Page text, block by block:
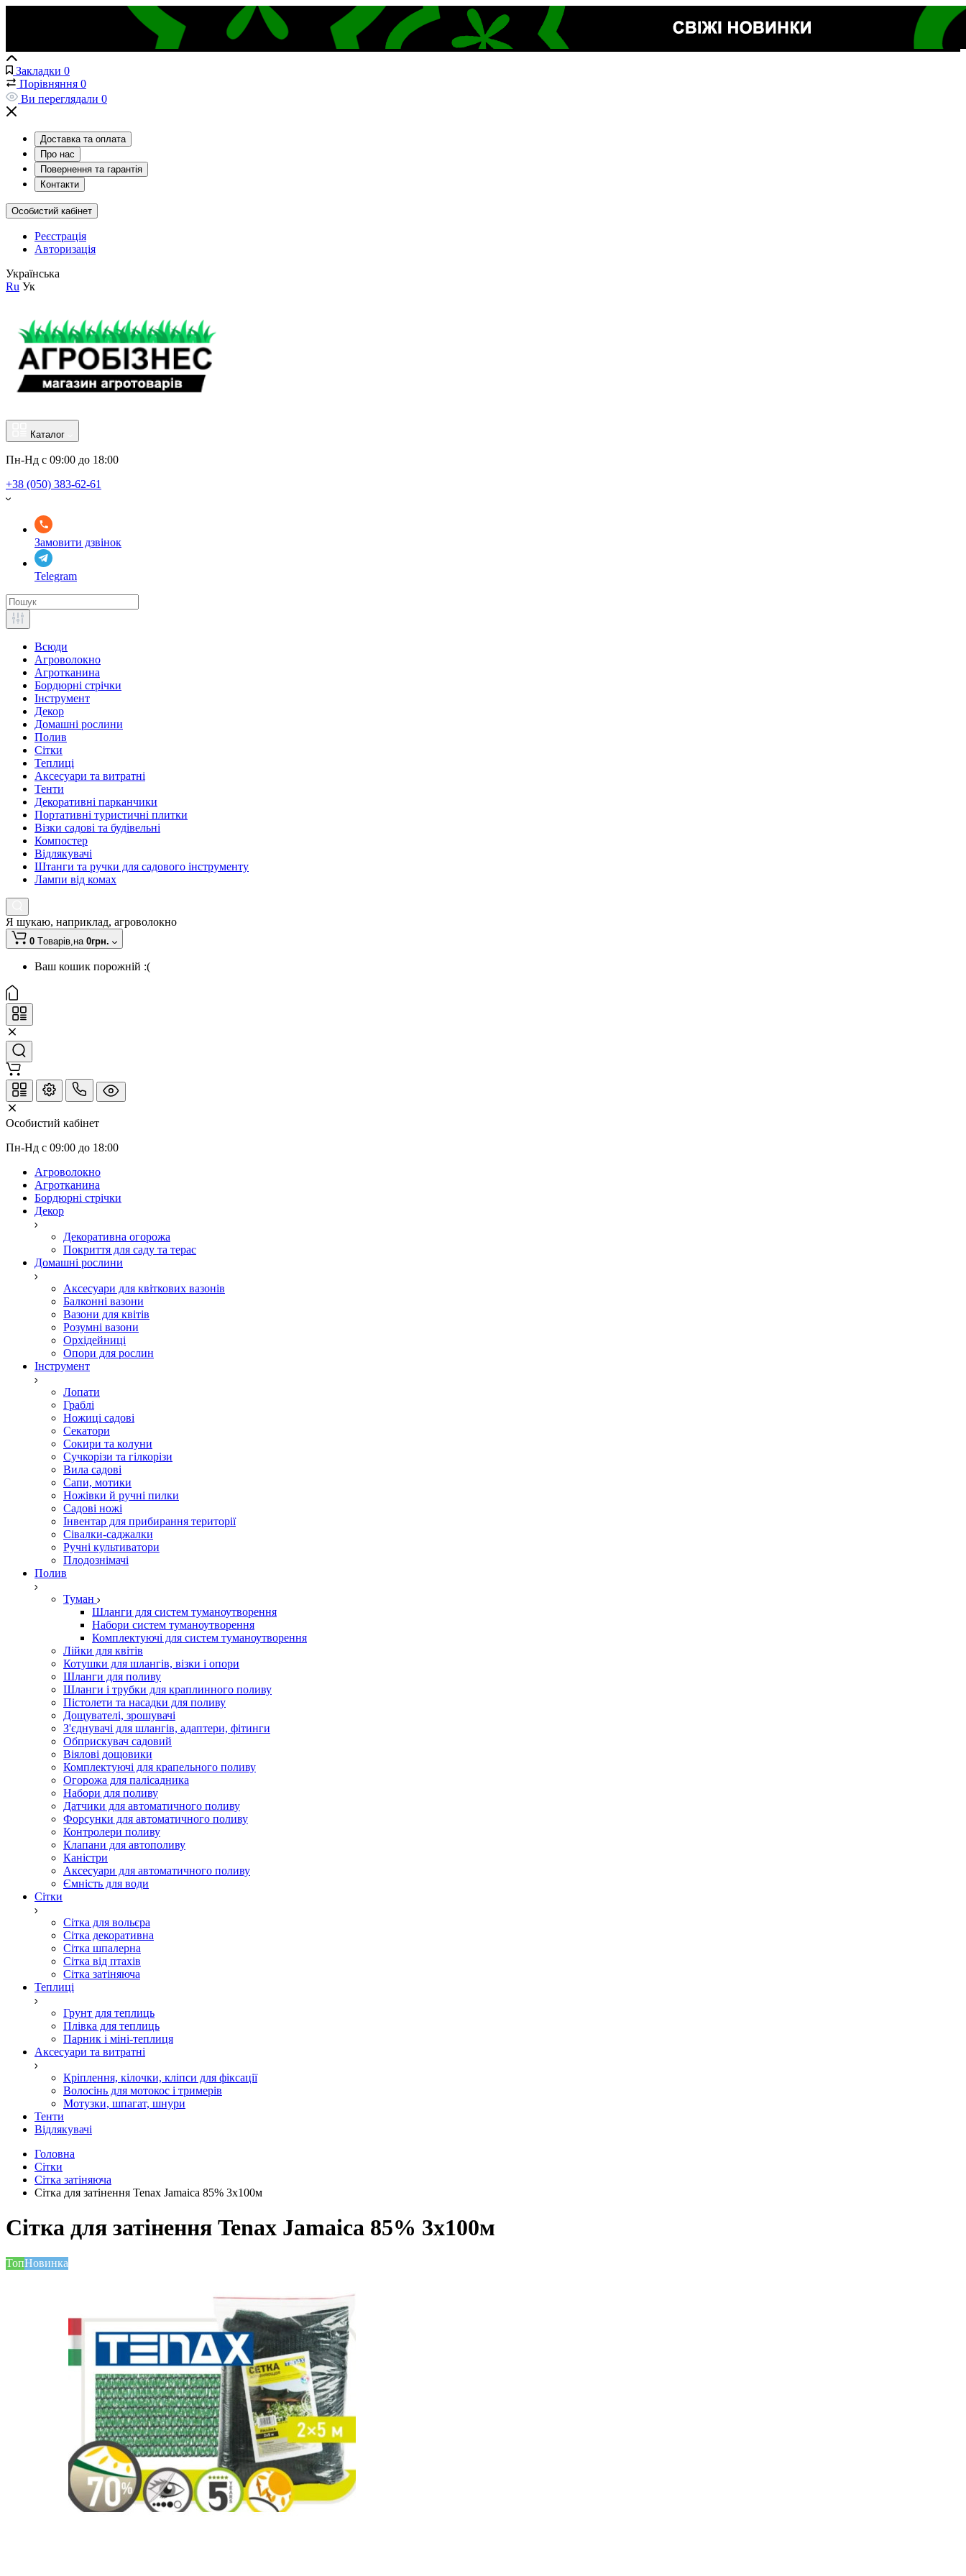
Закладки 0
Порівняння 0
Ви переглядали 0
Доставка та оплата
Про нас
Повернення та гарантія
Контакти
Особистий кабінет
Реєстрація
Авторизація
Українська
Ru Ук
Каталог
Пн-Нд с 09:00 до 18:00
+38 (050) 383-62-61
Замовити дзвінок
Telegram
Всюди
Агроволокно
Агротканина
Бордюрні стрічки
Інструмент
Декор
Домашні рослини
Полив
Сітки
Теплиці
Аксесуари та витратні
Тенти
Декоративні парканчики
Портативні туристичні плитки
Візки садові та будівельні
Компостер
Відлякувачі
Штанги та ручки для садового інструменту
Лампи від комах
Я шукаю, наприклад, агроволокно
0 Tоварів,на 0грн.
Ваш кошик порожній :(
Особистий кабінет
Пн-Нд с 09:00 до 18:00
Агроволокно
Агротканина
Бордюрні стрічки
Декор
Декоративна огорожа
Покриття для саду та терас
Домашні рослини
Аксесуари для квіткових вазонів
Балконні вазони
Вазони для квітів
Розумні вазони
Орхідейниці
Опори для рослин
Інструмент
Лопати
Граблі
Ножиці садові
Секатори
Сокири та колуни
Сучкорізи та гілкорізи
Вила садові
Сапи, мотики
Ножівки й ручні пилки
Садові ножі
Інвентар для прибирання території
Сівалки-саджалки
Ручні культиватори
Плодознімачі
Полив
Туман
Шланги для систем туманоутворення
Набори систем туманоутворення
Комплектуючі для систем туманоутворення
Лійки для квітів
Котушки для шлангів, візки і опори
Шланги для поливу
Шланги і трубки для краплинного поливу
Пістолети та насадки для поливу
Дощувателі, зрошувачі
З'єднувачі для шлангів, адаптери, фітинги
Обприскувач садовий
Віялові дощовики
Комплектуючі для крапельного поливу
Огорожа для палісадника
Набори для поливу
Датчики для автоматичного поливу
Форсунки для автоматичного поливу
Контролери поливу
Клапани для автополиву
Каністри
Аксесуари для автоматичного поливу
Ємність для води
Сітки
Сітка для вольєра
Сітка декоративна
Сітка шпалерна
Сітка від птахів
Сітка затіняюча
Теплиці
Грунт для теплиць
Плівка для теплиць
Парник і міні-теплиця
Аксесуари та витратні
Кріплення, кілочки, кліпси для фіксації
Волосінь для мотокос і тримерів
Мотузки, шпагат, шнури
Тенти
Відлякувачі
Головна
Сітки
Сітка затіняюча
Cітка для затінення Tenax Jamaica 85% 3x100м
Cітка для затінення Tenax Jamaica 85% 3x100м
ТопНовинка